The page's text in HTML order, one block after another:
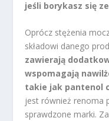
jeśli borykasz się
Oprócz stężenia
składowi danego
zawierają
wspomagają
takie jak pantenol
jest również renoma
sprawdzone marki.